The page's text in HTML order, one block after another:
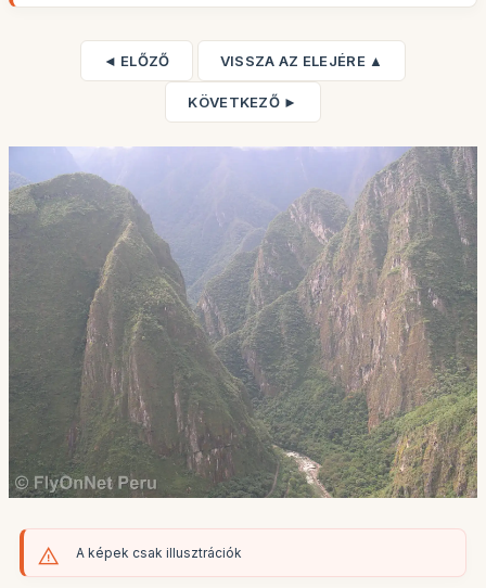
◄ ELŐZŐ VISSZA AZ ELEJÉRE ▲
KÖVETKEZŐ ►
A képek csak illusztrációk